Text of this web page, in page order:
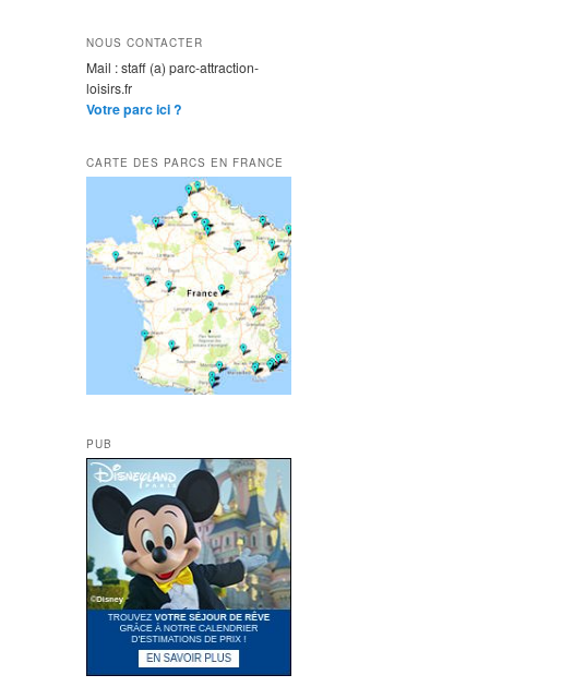
NOUS CONTACTER
Mail : staff (a) parc-attraction-
loisirs.fr
Votre parc ici ?
CARTE DES PARCS EN FRANCE
PUB